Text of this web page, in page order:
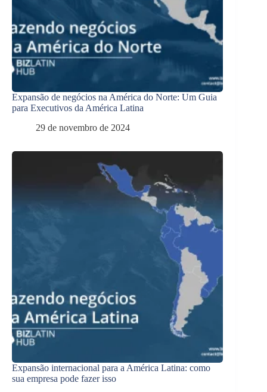
Expansão de negócios na América do Norte: Um Guia
para Executivos da América Latina
29 de novembro de 2024
Expansão internacional para a América Latina: como
sua empresa pode fazer isso